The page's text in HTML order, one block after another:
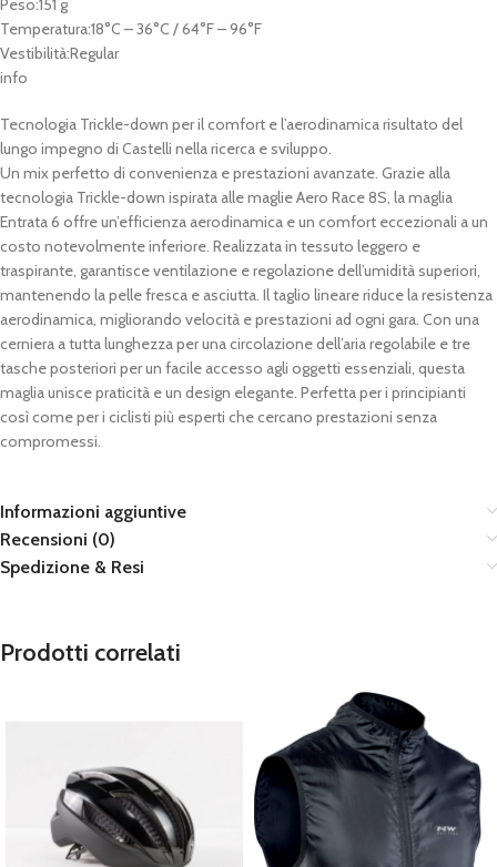
Peso:151 g
Temperatura:18°C – 36°C / 64°F – 96°F
Vestibilità:Regular
info
Tecnologia Trickle-down per il comfort e l’aerodinamica risultato del
lungo impegno di Castelli nella ricerca e sviluppo.
Un mix perfetto di convenienza e prestazioni avanzate. Grazie alla
tecnologia Trickle-down ispirata alle maglie Aero Race 8S, la maglia
Entrata 6 offre un’efficienza aerodinamica e un comfort eccezionali a un
costo notevolmente inferiore. Realizzata in tessuto leggero e
traspirante, garantisce ventilazione e regolazione dell’umidità superiori,
mantenendo la pelle fresca e asciutta. Il taglio lineare riduce la resistenza
aerodinamica, migliorando velocità e prestazioni ad ogni gara. Con una
cerniera a tutta lunghezza per una circolazione dell’aria regolabile e tre
tasche posteriori per un facile accesso agli oggetti essenziali, questa
maglia unisce praticità e un design elegante. Perfetta per i principianti
così come per i ciclisti più esperti che cercano prestazioni senza
compromessi.
Informazioni aggiuntive
Recensioni (0)
Spedizione & Resi
Prodotti correlati